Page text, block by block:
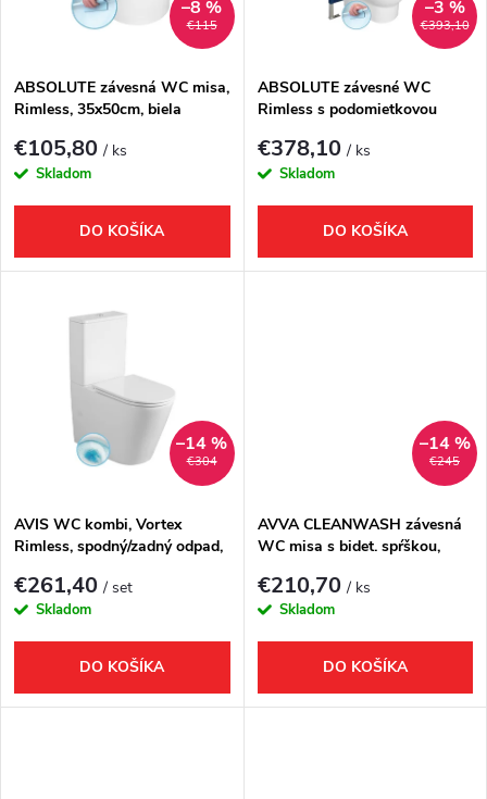
e
p
r
o
o
v
s
p
r
o
v
€115
–8 %
ABSOLUTE závesná WC misa,
Rimless, 35x50cm, biela
€105,80/ ks
Skladom
DO KOŠÍKA
€393,10
–3 %
ABSOLUTE závesné WC
Rimless s podomietkovou
biela
€378,10/ ks
Skladom
DO KOŠÍKA
€304
–14 %
AVIS WC kombi, Vortex
Rimless, spodný/zadný odpad,
€261,40/ set
Skladom
DO KOŠÍKA
€245
–14 %
AVVA CLEANWASH závesná
WC misa s bidet. spŕškou,
€210,70/ ks
Skladom
DO KOŠÍKA